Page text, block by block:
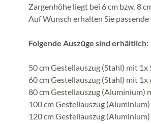
Zargenhöhe liegt bei 6 cm bzw. 8
Auf Wunsch erhalten Sie
Folgende Auszüge sind erhältlich:
50 cm Gestellauszug (Stahl) mit
60 cm Gestellauszug (Stahl) mit
80 cm Gestellauszug (Aluminium)
100 cm Gestellauszug
120 cm Gestellauszug